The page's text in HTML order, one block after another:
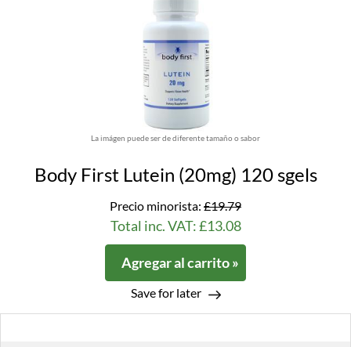
La imágen puede ser de diferente tamaño o sabor
Body First Lutein (20mg) 120 sgels
Precio minorista: £19.79
Total inc. VAT: £13.08
Agregar al carrito »
Save for later